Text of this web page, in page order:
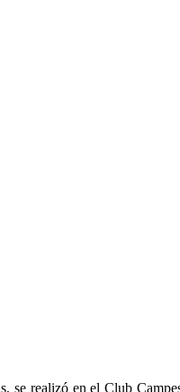
se realizó en el Club